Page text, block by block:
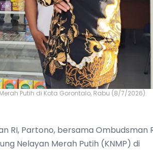
Putih di Kota Gorontalo, Rabu (8/7/2026).
RI, Partono, bersama Ombudsman
Nelayan Merah Putih (KNMP) di